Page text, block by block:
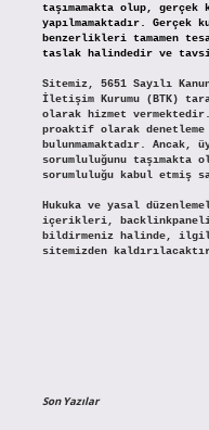
taşımamakta olup, gerçek
yapılmamaktadır.
benzerlikleri tamamen
taslak halindedir ve
Sitemiz, 5651 Sayılı
İletişim Kurumu (BTK)
olarak hizmet
proaktif olarak denetleme
bulunmamaktadır.
sorumluluğunu taşımakta
sorumluluğu kabul etmiş
Hukuka ve yasal
içerikleri,
bildirmeniz halinde,
sitemizden
Son Yazılar